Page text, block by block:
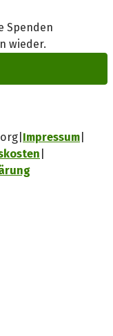
Spenden
wieder.
Impressum